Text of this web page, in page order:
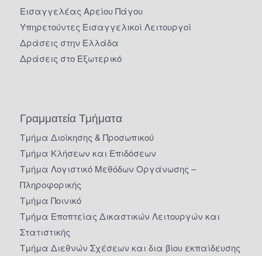
Εισαγγελέας Αρείου Πάγου
Υπηρετούντες Εισαγγελικοί Λειτουργοί
Δράσεις στην Ελλάδα
Δράσεις στο Εξωτερικό
Γραμματεία Τμήματα
Τμήμα Διοίκησης & Προσωπικού
Τμήμα Κλήσεων και Επιδόσεων
Τμήμα Λογιστικό Μεθόδων Οργάνωσης –
Πληροφορικής
Τμήμα Ποινικό
Τμήμα Εποπτείας Δικαστικών Λειτουργών και
Στατιστικής
Τμήμα Διεθνών Σχέσεων και δια βίου εκπαίδευσης